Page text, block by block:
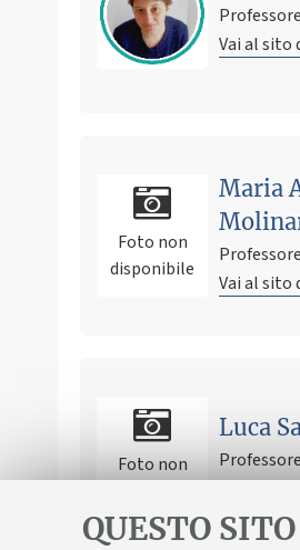
QUESTO
Vai al sito
29
Foto non
disponibile
Maria
Vai al sito
Foto non
Luca